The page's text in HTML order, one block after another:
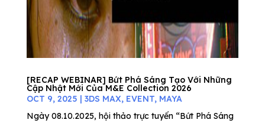
[RECAP WEBINAR] Bứt Phá Sáng Tạo Với Những
Cập Nhật Mới Của M&E Collection 2026
OCT 9, 2025 | 3DS MAX, EVENT, MAYA
Ngày 08.10.2025, hội thảo trực tuyến “Bứt Phá Sáng